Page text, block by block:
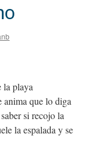
la playa
anima que lo diga
si recojo la
la espalada y se